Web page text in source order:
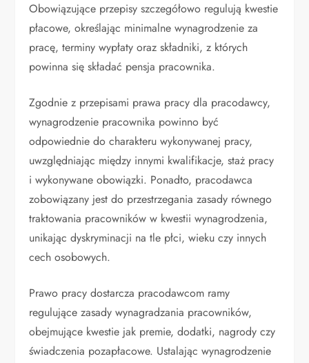
Obowiązujące przepisy szczegółowo regulują kwestie
płacowe, określając minimalne wynagrodzenie za
pracę, terminy wypłaty oraz składniki, z których
powinna się składać pensja pracownika.
Zgodnie z przepisami prawa pracy dla pracodawcy,
wynagrodzenie pracownika powinno być
odpowiednie do charakteru wykonywanej pracy,
uwzględniając między innymi kwalifikacje, staż pracy
i wykonywane obowiązki. Ponadto, pracodawca
zobowiązany jest do przestrzegania zasady równego
traktowania pracowników w kwestii wynagrodzenia,
unikając dyskryminacji na tle płci, wieku czy innych
cech osobowych.
Prawo pracy dostarcza pracodawcom ramy
regulujące zasady wynagradzania pracowników,
obejmujące kwestie jak premie, dodatki, nagrody czy
świadczenia pozapłacowe. Ustalając wynagrodzenie